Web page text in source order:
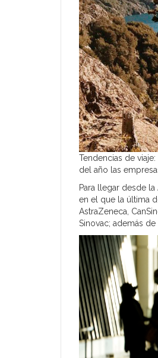
Tendencias de
del año las
Para llegar desde
en el que la última
AstraZeneca,
Sinovac; además